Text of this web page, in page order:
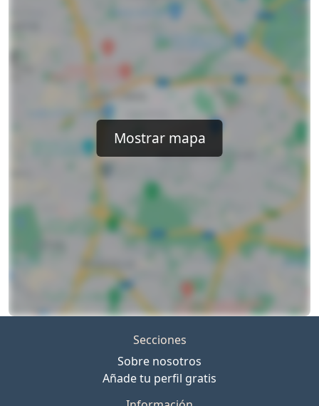
Mostrar mapa
Secciones
Sobre nosotros
Añade tu perfil gratis